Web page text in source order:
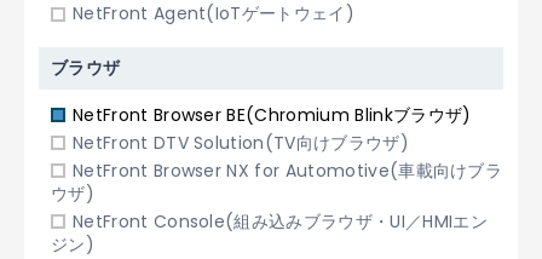
NetFront Agent(IoTゲートウェイ)
ブラウザ
NetFront Browser BE(Chromium Blinkブラウザ)
NetFront DTV Solution(TV向けブラウザ)
NetFront Browser NX for Automotive(車載向けブラ
ウザ)
NetFront Console(組み込みブラウザ・UI／HMIエン
ジン)